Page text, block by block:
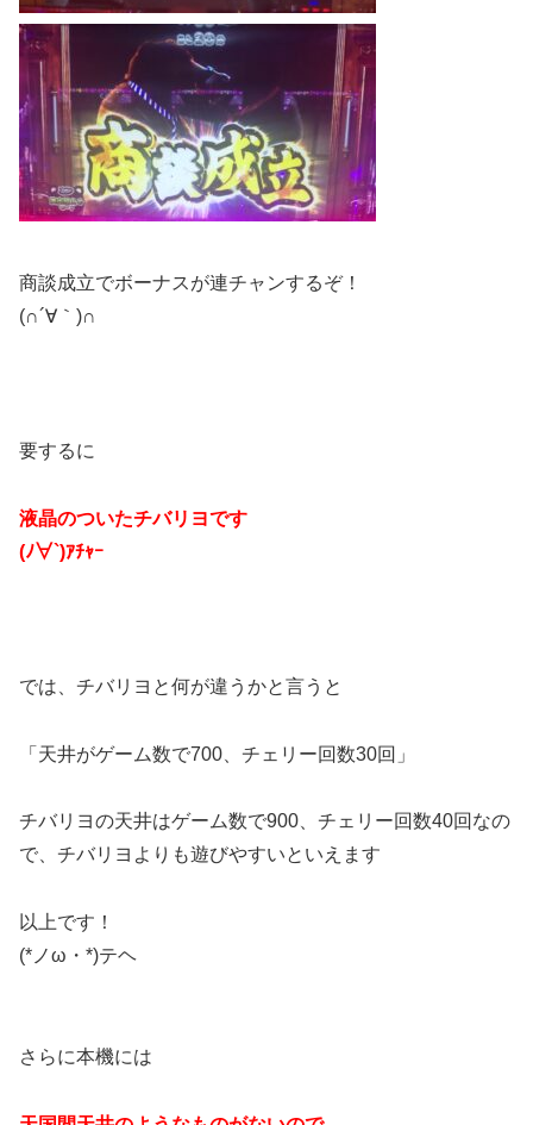
商談成立でボーナスが連チャンするぞ！
(∩´∀｀)∩
要するに
液晶のついたチバリヨです
(ﾉ∀`)ｱﾁｬｰ
では、チバリヨと何が違うかと言うと
「天井がゲーム数で700、チェリー回数30回」
チバリヨの天井はゲーム数で900、チェリー回数40回なの
で、チバリヨよりも遊びやすいといえます
以上です！
(*ノω・*)テヘ
さらに本機には